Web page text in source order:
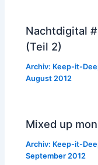
Nachtdigital
(Teil 2)
Archiv: Keep-it-
August 2012
Mixed up
Archiv: Keep-it-
September 2012